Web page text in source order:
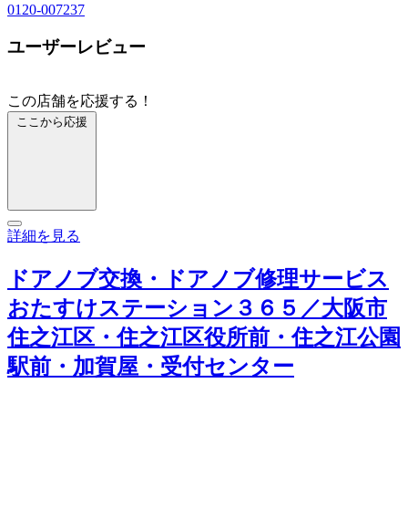
0120-007237
ユーザーレビュー
この店舗を応援する！
ここから応援
詳細を見る
ドアノブ交換・ドアノブ修理サービス
おたすけステーション３６５／大阪市
住之江区・住之江区役所前・住之江公園
駅前・加賀屋・受付センター